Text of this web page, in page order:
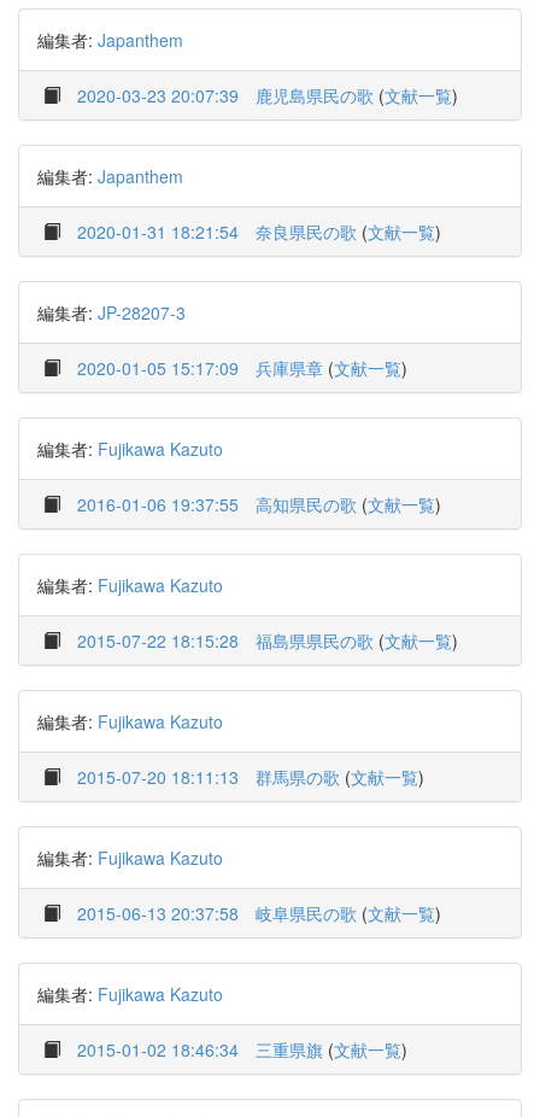
編集者: Japanthem
2020-03-23 20:07:39 鹿児島県民の歌 (文献一覧)
編集者: Japanthem
2020-01-31 18:21:54 奈良県民の歌 (文献一覧)
編集者: JP-28207-3
2020-01-05 15:17:09 兵庫県章 (文献一覧)
編集者: Fujikawa Kazuto
2016-01-06 19:37:55 高知県民の歌 (文献一覧)
編集者: Fujikawa Kazuto
2015-07-22 18:15:28 福島県県民の歌 (文献一覧)
編集者: Fujikawa Kazuto
2015-07-20 18:11:13 群馬県の歌 (文献一覧)
編集者: Fujikawa Kazuto
2015-06-13 20:37:58 岐阜県民の歌 (文献一覧)
編集者: Fujikawa Kazuto
2015-01-02 18:46:34 三重県旗 (文献一覧)